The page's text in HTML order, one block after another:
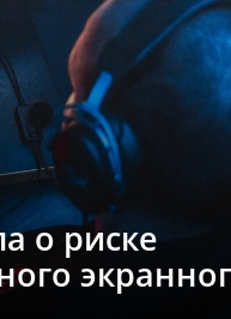
о риске